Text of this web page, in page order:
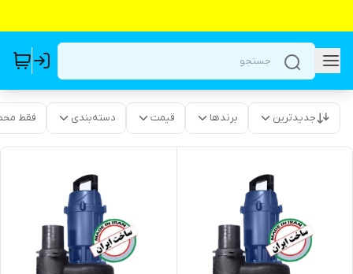
جدیدترین برندها قیمت دسته‌بندی فقط